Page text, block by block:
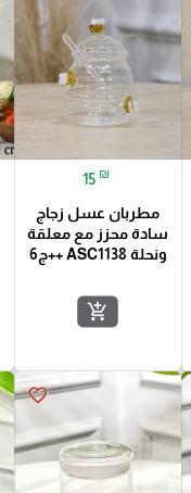
15 ₪
مطربان عسل زجاج
سادة محزز مع معلقة
ونحلة ASC1138 ++ج6
add_shopping_cart
favorite_border